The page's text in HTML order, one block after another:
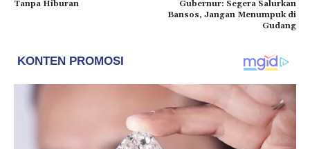
Tanpa Hiburan
Gubernur: Segera Salurkan
Bansos, Jangan Menumpuk di
Gudang